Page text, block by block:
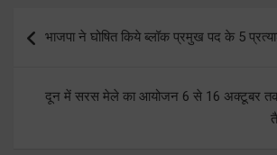
navigation
भाजपा ने घोषित किये ब्लॉक प्रमुख पद के 5
दून में सरस मेले का आयोजन 6 से 16 अक्टूबर